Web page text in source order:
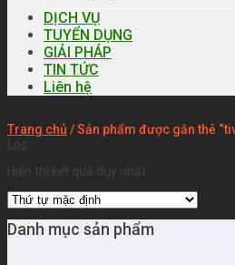
DỊCH VỤ
TUYỂN DỤNG
GIẢI PHÁP
TIN TỨC
Liên hệ
Trang chủ /Sản phẩm được gắn thẻ
Hiển thị kết quả duy nhất
Danh mục sản phẩm